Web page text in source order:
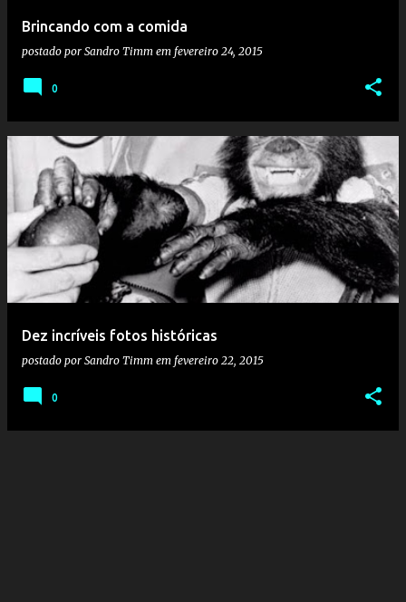
Brincando com a comida
postado por Sandro Timm em fevereiro 24, 2015
0
Dez incríveis fotos históricas
postado por Sandro Timm em fevereiro 22, 2015
0